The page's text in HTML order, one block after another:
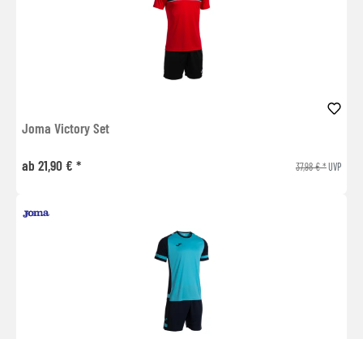
Joma Victory Set
ab 21,90 € * 37,98 € *UVP